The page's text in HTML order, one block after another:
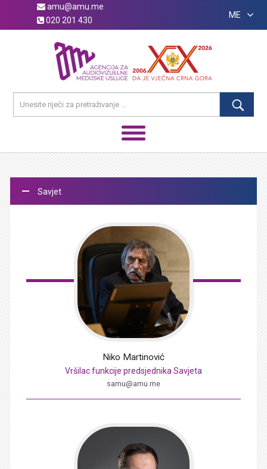
amu@amu.me
020 201 430
ME
Savjet
Niko Martinović
Vršilac funkcije predsjednika Savjeta
samu@amu.me